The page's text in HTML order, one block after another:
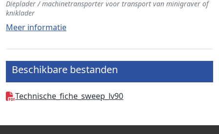
Dieplader / machinetransporter voor transport van minigraver of
kniklader
Meer informatie
Beschikbare bestanden
Technische_fiche_sweep_lv90